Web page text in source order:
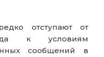
отступают от
к условиям
сообщений в